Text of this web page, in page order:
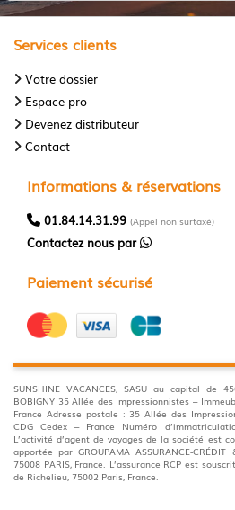
Services clients
Votre dossier
Espace pro
Devenez distributeur
Contact
Informations & réservations
01.84.14.31.99 (Appel non surtaxé)
Contactez nous par
Paiement sécurisé
SUNSHINE VACANCES, SASU au capital de
BOBIGNY 35 Allée des Impressionnistes –
France Adresse postale : 35 Allée des
CDG Cedex – France Numéro
L’activité d’agent de voyages de la société est
apportée par GROUPAMA ASSURANCE-
75008 PARIS, France. L’assurance RCP est
de Richelieu, 75002 Paris, France.